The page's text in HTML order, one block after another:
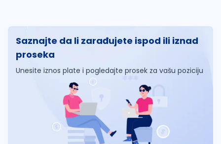
Saznajte da li zarađujete ispod ili iznad
proseka
Unesite iznos plate i pogledajte prosek za vašu poziciju